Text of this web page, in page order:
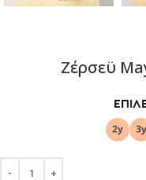
Ζέρσεϋ